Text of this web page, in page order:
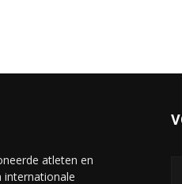
atleten en
internationale